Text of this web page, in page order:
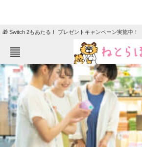
🎁 Switch 2もあたる！ プレゼントキャンペーン実施中！
ねとらぼメニュー
ニュース
エンタメ クイズ
グルメ 地域
住まい 教育・育児